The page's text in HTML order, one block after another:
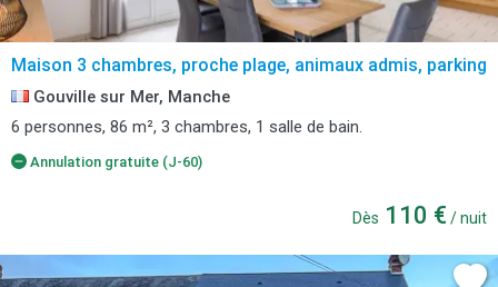
Maison 3 chambres, proche plage, animaux admis, parking
Gouville sur Mer, Manche
6 personnes, 86 m², 3 chambres, 1 salle de bain.
Annulation gratuite (J-60)
Dès 110 € / nuit